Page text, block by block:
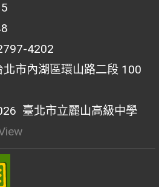
4202
市內湖區環山路二段 100
臺北市立麗山高級中學